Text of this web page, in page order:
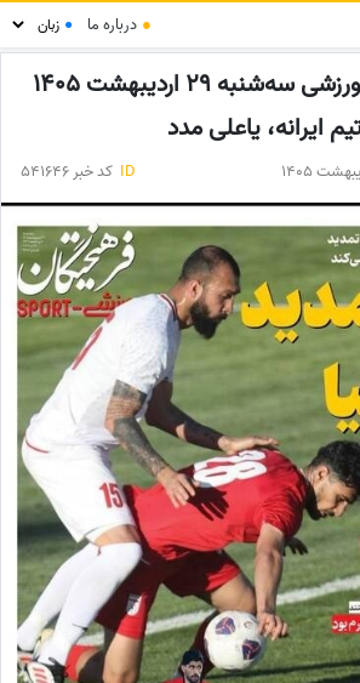
● درباره ما ●
مهم‌ترین عناوین ورزشی سه‌شنبه 29 اردیبهشت 1405
ایرانه، یاعلی مدد
ID کد خبر 541646